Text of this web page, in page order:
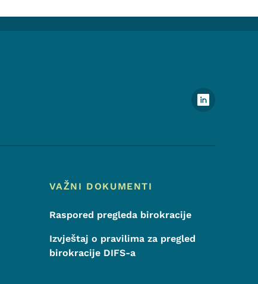
Meni podnožja društvenih
VAŽNI DOKUMENTI
Raspored pregleda birokracije
Izvještaj o pravilima za pregled
birokracije DIFS-a